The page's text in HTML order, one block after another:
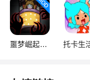
噩梦崛起：生存